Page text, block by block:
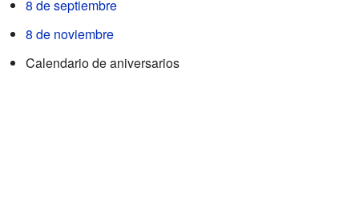
8 de septiembre
8 de noviembre
Calendario de aniversarios